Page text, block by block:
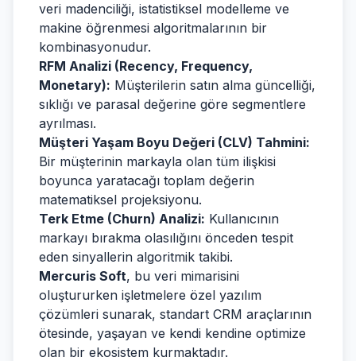
veri madenciliği, istatistiksel modelleme ve
makine öğrenmesi algoritmalarının bir
kombinasyonudur.
RFM Analizi (Recency, Frequency,
Monetary): Müşterilerin satın alma güncelliği,
sıklığı ve parasal değerine göre segmentlere
ayrılması.
Müşteri Yaşam Boyu Değeri (CLV) Tahmini:
Bir müşterinin markayla olan tüm ilişkisi
boyunca yaratacağı toplam değerin
matematiksel projeksiyonu.
Terk Etme (Churn) Analizi: Kullanıcının
markayı bırakma olasılığını önceden tespit
eden sinyallerin algoritmik takibi.
Mercuris Soft, bu veri mimarisini
oluştururken işletmelere özel yazılım
çözümleri sunarak, standart CRM araçlarının
ötesinde, yaşayan ve kendi kendine optimize
olan bir ekosistem kurmaktadır.